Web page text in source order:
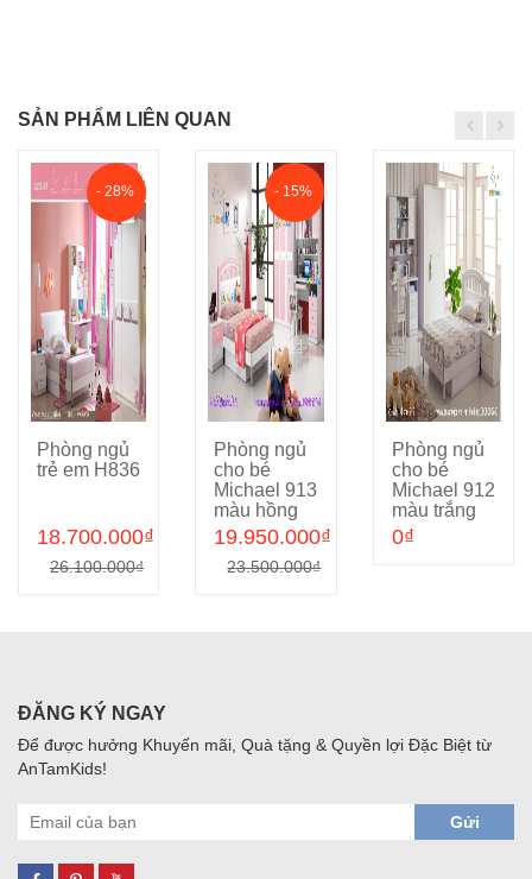
SẢN PHẨM LIÊN QUAN
Cho vào giỏ hàng
- 28%
Phòng ngủ
trẻ em H836
18.700.000₫
26.100.000₫
Cho vào giỏ hàng
- 15%
Phòng ngủ
cho bé
Michael 913
màu hồng
19.950.000₫
23.500.000₫
Cho vào giỏ hàng
Phòng ngủ
cho bé
Michael 912
màu trắng
0₫
ĐĂNG KÝ NGAY
Để được hưởng Khuyến mãi, Quà tặng & Quyền lợi Đặc Biệt từ
AnTamKids!
Gửi